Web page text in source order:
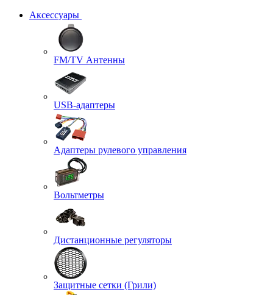
Аксессуары
FM/TV Антенны
USB-адаптеры
Адаптеры рулевого управления
Вольтметры
Дистанционные регуляторы
Защитные сетки (Грили)